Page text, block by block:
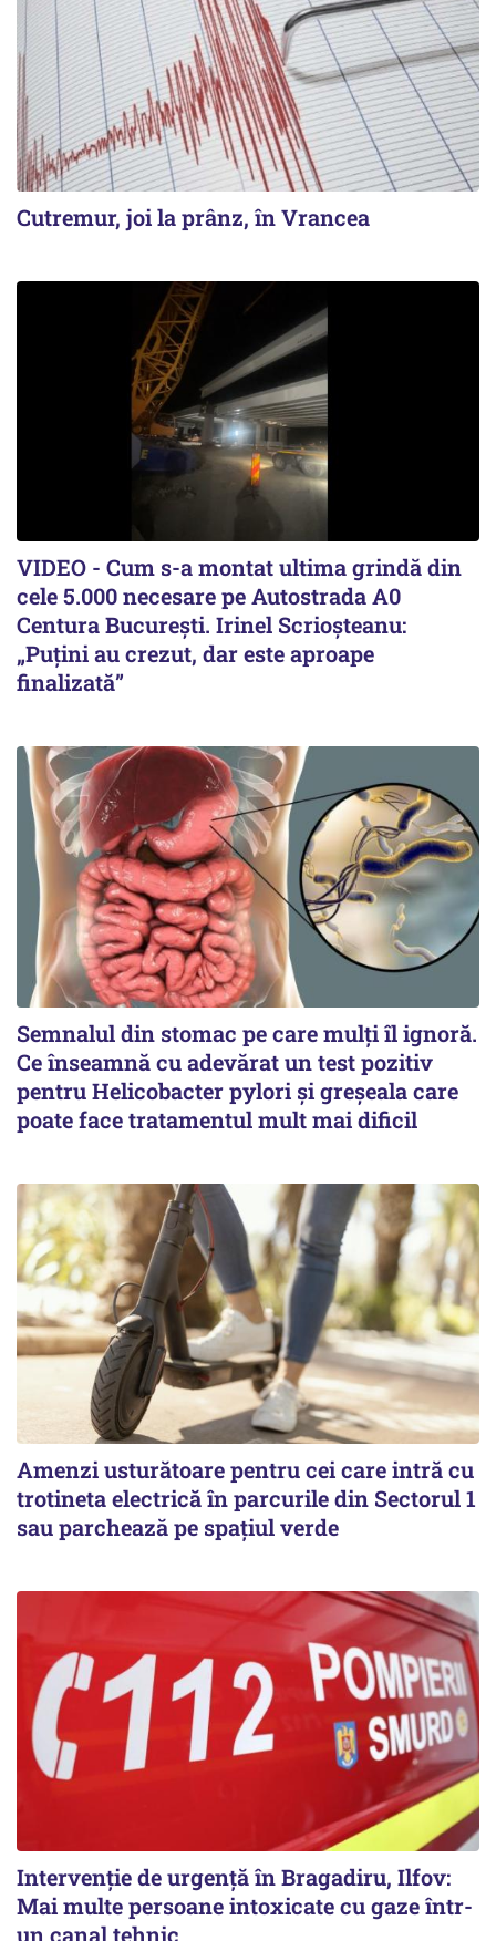
Cutremur, joi la prânz, în Vrancea
VIDEO - Cum s-a montat ultima grindă din
cele 5.000 necesare pe Autostrada A0
Centura București. Irinel Scrioșteanu:
„Puțini au crezut, dar este aproape
finalizată”
Semnalul din stomac pe care mulți îl ignoră.
Ce înseamnă cu adevărat un test pozitiv
pentru Helicobacter pylori și greșeala care
poate face tratamentul mult mai dificil
Amenzi usturătoare pentru cei care intră cu
trotineta electrică în parcurile din Sectorul 1
sau parchează pe spațiul verde
Intervenție de urgență în Bragadiru, Ilfov:
Mai multe persoane intoxicate cu gaze într-
un canal tehnic